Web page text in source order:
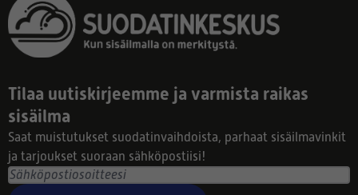
Tilaa uutiskirjeemme ja varmista raikas
sisäilma
Saat muistutukset suodatinvaihdoista, parhaat sisäilmavinkit
ja tarjoukset suoraan sähköpostiisi!